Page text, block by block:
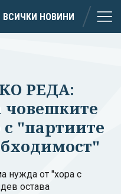
ВСИЧКИ НОВИНИ
РЕДА:
човешките
"партиите
нужда от "хора с
остава